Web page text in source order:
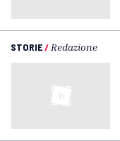
STORIE/ Redazione